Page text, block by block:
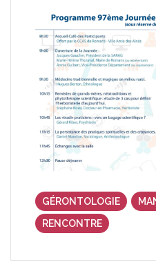
GÉRONTOLOGIE
RENCONTRE